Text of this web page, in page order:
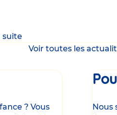
suite
Voir toutes les
? Vous
Nous